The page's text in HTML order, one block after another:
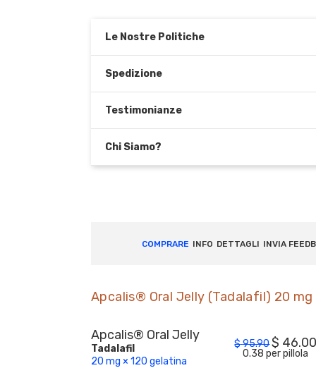
Le Nostre Politiche
Spedizione
Testimonianze
Chi Siamo?
COMPRARE INFO DETTAGLI INVIA
Apcalis® Oral Jelly (Tadalafil) 20 mg
Apcalis® Oral Jelly
Tadalafil
20 mg × 120 gelatina
$95.90$
0.38 per pillola